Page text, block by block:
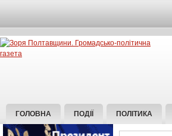
ГОЛОВНА ПОДІЇ ПОЛІТИКА